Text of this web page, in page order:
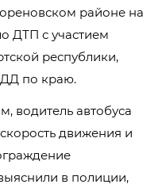
районе на
ДТП с участием
республики,
по краю.
водитель автобуса
движения и
в полиции,